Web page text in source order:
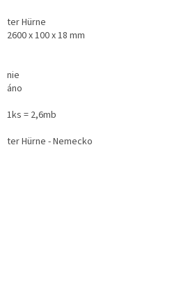
ter Hürne
2600 x 100 x 18 mm
nie
áno
1ks = 2,6mb
ter Hürne - Nemecko